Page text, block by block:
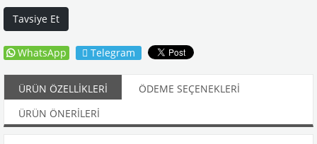
Tavsiye Et
WhatsApp Telegram
ÜRÜN ÖZELLIKLERI
ÖDEME SEÇENEKLERI
ÜRÜN ÖNERILERI